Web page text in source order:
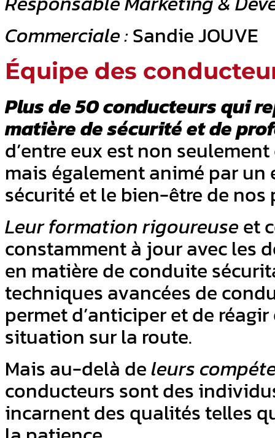
Commerciale :Sandie JOUVE
Équipe des
Plus de 50 conducteurs qui
matière de sécurité et de
d’entre eux est non
mais également animé par un
sécurité et le bien-être de nos
Leur formation rigoureuseet
constamment à jour avec les
en matière de conduite
techniques avancées de
permet d’anticiper et de
situation sur la route.
Mais au-delà deleurs
conducteurs sont des
incarnent des qualités telles